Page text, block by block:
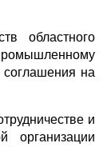
областного
на
и
организации